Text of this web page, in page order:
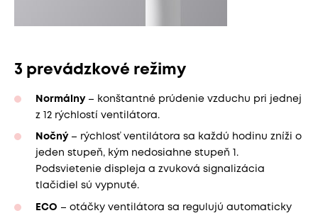
3 prevádzkové režimy
Normálny– konštantné prúdenie vzduchu pri jednej
z 12 rýchlostí ventilátora.
Nočný– rýchlosť ventilátora sa každú hodinu zníži o
jeden stupeň, kým nedosiahne stupeň 1.
Podsvietenie displeja a zvuková signalizácia
tlačidiel sú vypnuté.
ECO – otáčky ventilátora sa regulujú automaticky